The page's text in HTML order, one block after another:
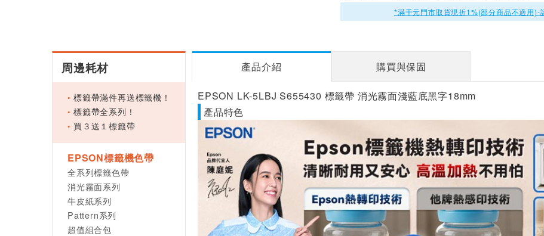
*滿千元門市取貨現折1%(部分商品不適用)-
周邊耗材
標籤帶滿件再送標籤機！
標籤帶全系列！
買３送１標籤帶
EPSON標籤機色帶
全系列標籤色帶
消光霧面系列
牛皮紙系列
Pattern系列
超值組合包
產品介紹 購買與保固
EPSON LK-5LBJ S655430 標籤帶 消光霧面淺藍底黑字18mm
產品特色